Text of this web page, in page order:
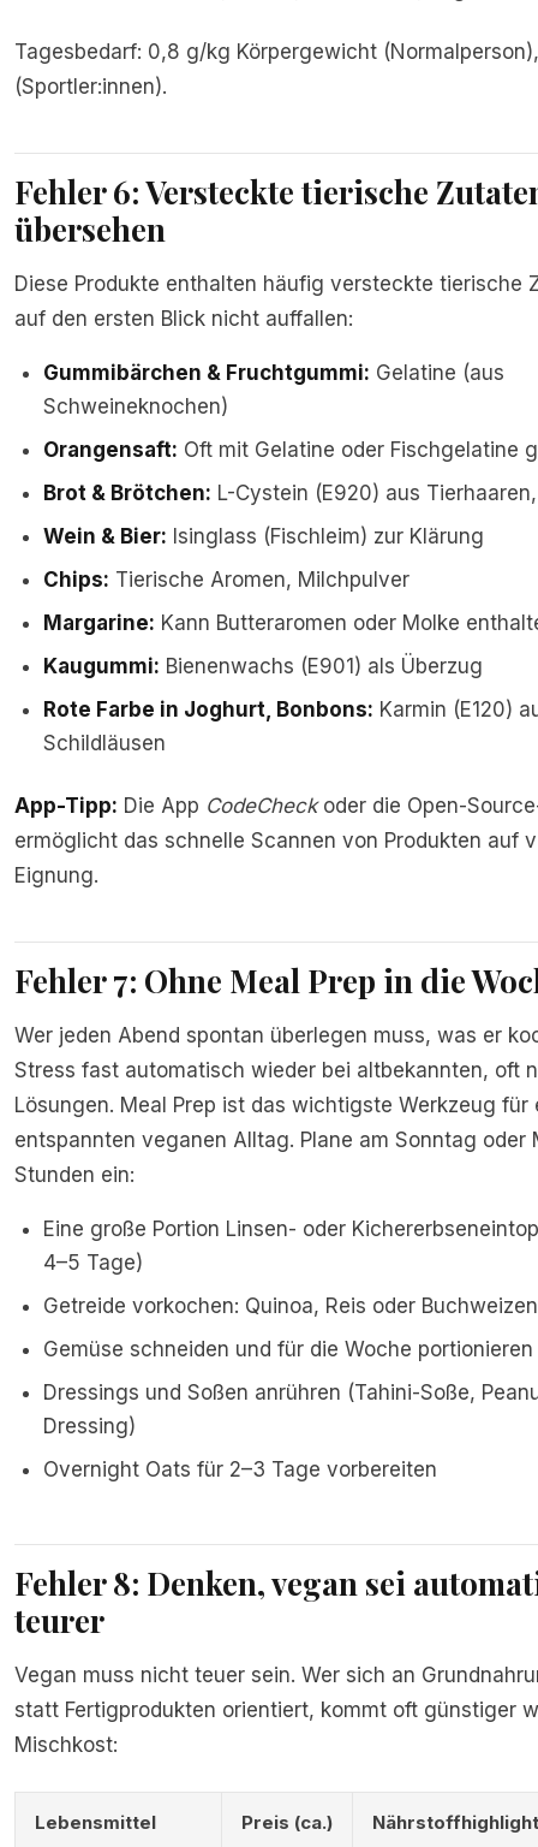
Tagesbedarf: 0,8 g/kg Körpergewicht
(Sportler:innen).
Fehler 6: Versteckte tierische
übersehen
Diese Produkte enthalten häufig versteckte tierische
auf den ersten Blick nicht auffallen:
Gummibärchen & Fruchtgummi: Gelatine (aus
Schweineknochen)
Orangensaft: Oft mit Gelatine oder Fischgelatine
Brot & Brötchen: L-Cystein (E920) aus
Wein & Bier: Isinglass (Fischleim) zur Klärung
Chips: Tierische Aromen, Milchpulver
Margarine: Kann Butteraromen oder Molke
Kaugummi: Bienenwachs (E901) als Überzug
Rote Farbe in Joghurt, Bonbons: Karmin (E120)
Schildläusen
App-Tipp: Die App CodeCheckoder die Open-
ermöglicht das schnelle Scannen von Produkten auf
Eignung.
Fehler 7: Ohne Meal Prep in die
Wer jeden Abend spontan überlegen muss, was er
Stress fast automatisch wieder bei altbekannten, oft
Lösungen. Meal Prep ist das wichtigste Werkzeug für
entspannten veganen Alltag. Plane am Sonntag oder
Stunden ein:
Eine große Portion Linsen- oder
4–5 Tage)
Getreide vorkochen: Quinoa, Reis oder
Gemüse schneiden und für die Woche portionieren
Dressings und Soßen anrühren (Tahini-Soße,
Dressing)
Overnight Oats für 2–3 Tage vorbereiten
Fehler 8: Denken, vegan sei
teurer
Vegan muss nicht teuer sein. Wer sich an
statt Fertigprodukten orientiert, kommt oft günstiger
Mischkost:
Lebensmittel Preis (ca.) Nährstoffhighlight